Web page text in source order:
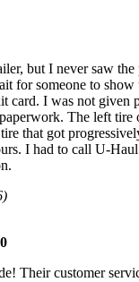
but I never saw
for someone to show
card. I was not given
The left tire
that got
I had to call U-Haul
Their customer